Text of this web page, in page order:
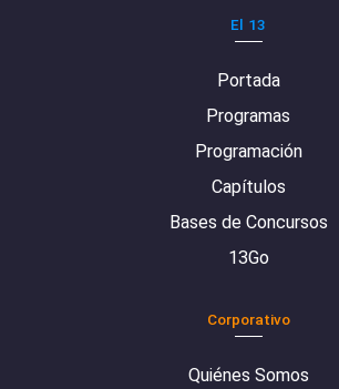
El 13
Portada
Programas
Programación
Capítulos
Bases de Concursos
13Go
Corporativo
Quiénes Somos